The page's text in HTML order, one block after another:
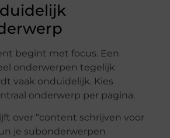
begint met focus. Een
onderwerpen tegelijk
vaak onduidelijk. Kies
onderwerp per pagina.
over “content schrijven voor
je subonderwerpen